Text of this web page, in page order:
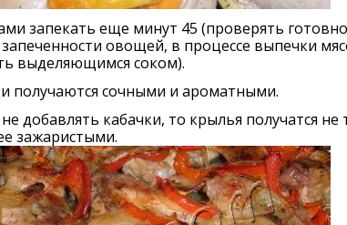
запекать еще минут 45 (проверять
запеченности овощей, в процессе выпечки
выделяющимся соком).
получаются сочными и ароматными.
добавлять кабачки, то крылья получатся не
зажаристыми.